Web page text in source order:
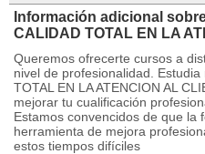
Información adicional
CALIDAD TOTAL EN LA
Queremos ofrecerte cursos a
nivel de profesionalidad.
TOTAL EN LA ATENCION AL
mejorar tu cualificación
Estamos convencidos de que la
herramienta de mejora
estos tiempos difíciles